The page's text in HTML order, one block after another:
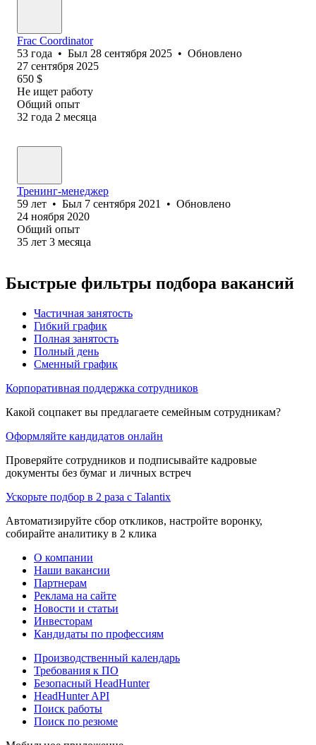
Frac Coordinator
53 года • Был 28 сентября 2025 • Обновлено
27 сентября 2025
650 $
Не ищет работу
Общий опыт
32 года 2 месяца
Тренинг-менеджер
59 лет • Был 7 сентября 2021 • Обновлено
24 ноября 2020
Общий опыт
35 лет 3 месяца
Быстрые фильтры подбора вакансий
Частичная занятость
Гибкий график
Полная занятость
Полный день
Сменный график
Корпоративная поддержка сотрудников
Какой соцпакет вы предлагаете семейным сотрудникам?
Оформляйте кандидатов онлайн
Проверяйте сотрудников и подписывайте кадровые
документы без бумаг и личных встреч
Ускорьте подбор в 2 раза с Talantix
Автоматизируйте сбор откликов, настройте воронку,
собирайте аналитику в 2 клика
О компании
Наши вакансии
Партнерам
Реклама на сайте
Новости и статьи
Инвесторам
Кандидаты по профессиям
Производственный календарь
Требования к ПО
Безопасный HeadHunter
HeadHunter API
Поиск работы
Поиск по резюме